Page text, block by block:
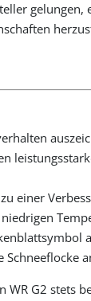
einer
G2 stets